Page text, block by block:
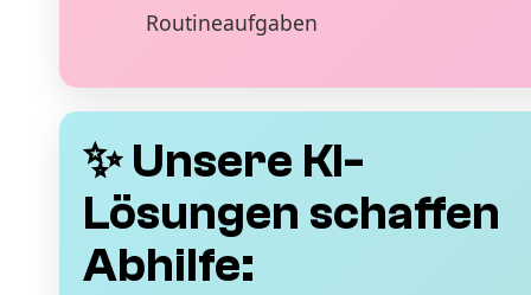
Routineaufgaben
✨ Unsere KI-
Lösungen schaffen
Abhilfe: